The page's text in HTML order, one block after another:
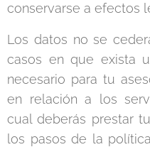
conservarse a efectos
Los datos no se
casos en que exista
necesario para tu
en relación a los
cual deberás prestar
los pasos de la